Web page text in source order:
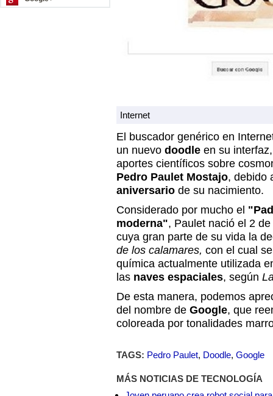
Internet
El buscador genérico en
un nuevo doodle en su
aportes científicos sobre
Pedro Paulet Mostajo, debido
aniversario de su nacimiento.
Considerado por mucho el
moderna", Paulet nació el 2
cuya gran parte de su vida la
de los calamares, con el cual
química actualmente utilizada
las naves espaciales, según
De esta manera, podemos
del nombre de Google, que
coloreada por tonalidades
TAGS: Pedro Paulet, Doodle, Google
MÁS NOTICIAS DE TECNOLOGÍA